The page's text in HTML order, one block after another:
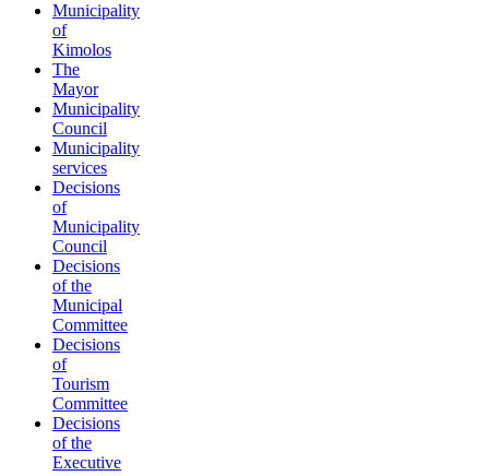
Municipality
of
Kimolos
The
Mayor
Municipality
Council
Municipality
services
Decisions
of
Municipality
Council
Decisions
of the
Municipal
Committee
Decisions
of
Tourism
Committee
Decisions
of the
Executive